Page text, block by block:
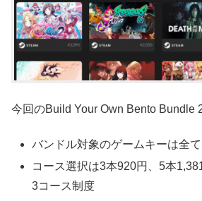
今回のBuild Your Own Bento Bundle
バンドル対象のゲームキーは全
コース選択は3本920円、5本
3コース制度